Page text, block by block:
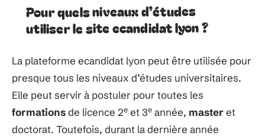
Pour quels niveaux d’études
utiliser le site ecandidat lyon ?
La plateforme ecandidat lyon peut être utilisée pour
presque tous les niveaux d’études universitaires.
Elle peut servir à postuler pour toutes les
formationsde licence 2e et 3e année, masteret
doctorat. Toutefois, durant la dernière année